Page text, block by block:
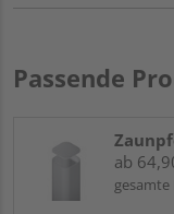
Passende
ab